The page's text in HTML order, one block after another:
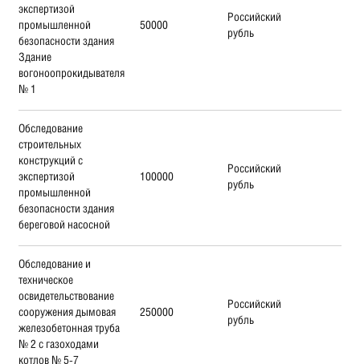
экспертизой
промышленной
безопасности здания
Здание
вогоноопрокидывателя
№ 1
50000
Российский
рубль
Обследование
строительных
конструкций с
экспертизой
промышленной
безопасности здания
береговой насосной
100000
Российский
рубль
Обследование и
техническое
освидетельствование
сооружения дымовая
железобетонная труба
№ 2 с газоходами
котлов № 5-7
250000
Российский
рубль